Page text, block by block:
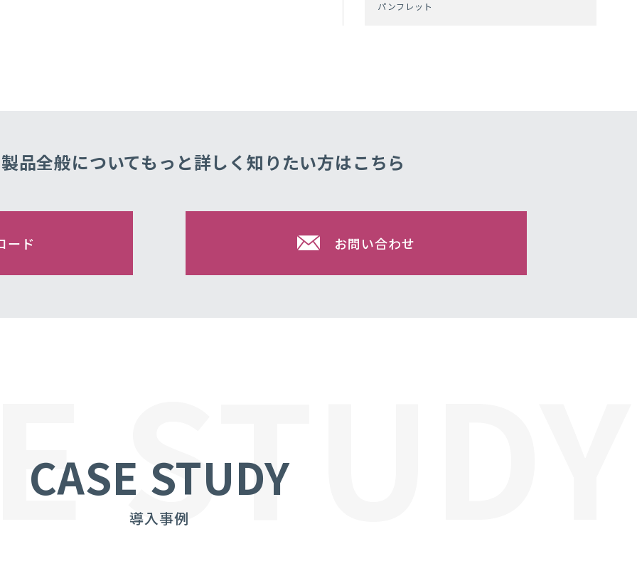
パンフレット
品全般についてもっと詳しく知りたい方はこちら
ード お問い合わせ
STUDY
CASE STUDY
導入事例